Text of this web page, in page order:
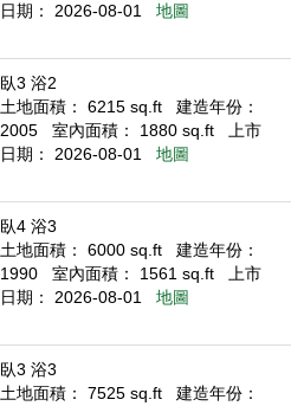
日期： 2026-08-01
地圖
臥3 浴2
土地面積： 6215 sq.ft
建造年份：
2005
室內面積： 1880 sq.ft
上市
日期： 2026-08-01
地圖
臥4 浴3
土地面積： 6000 sq.ft
建造年份：
1990
室內面積： 1561 sq.ft
上市
日期： 2026-08-01
地圖
臥3 浴3
土地面積： 7525 sq.ft
建造年份：